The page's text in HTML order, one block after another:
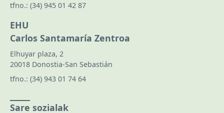
tfno.: (34) 945 01 42 87
EHU
Carlos Santamaría Zentroa
Elhuyar plaza, 2
20018 Donostia-San Sebastián
tfno.: (34) 943 01 74 64
Sare sozialak